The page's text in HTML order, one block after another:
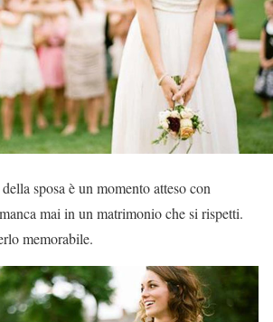
sposa è un momento atteso con
mai in un matrimonio che si rispetti.
memorabile.